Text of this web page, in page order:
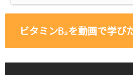
ビタミンB₂を動画で学び